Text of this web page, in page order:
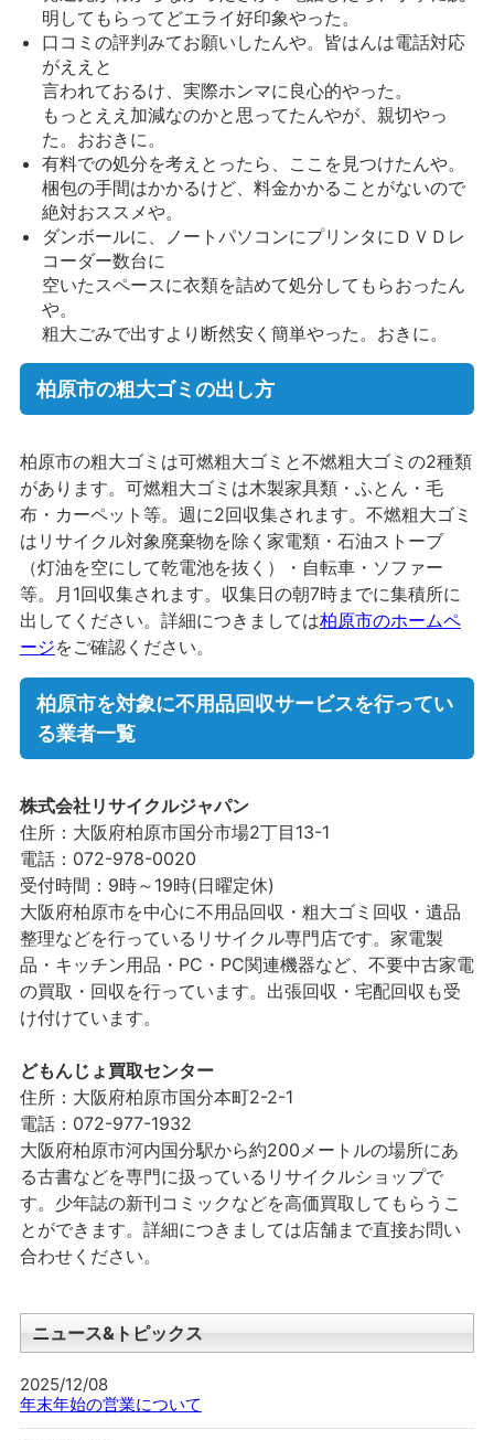
明してもらってどエライ好印象やった。
口コミの評判みてお願いしたんや。皆はんは電話対応
がええと
言われておるけ、実際ホンマに良心的やった。
もっとええ加減なのかと思ってたんやが、親切やっ
た。おおきに。
有料での処分を考えとったら、ここを見つけたんや。
梱包の手間はかかるけど、料金かかることがないので
絶対おススメや。
ダンボールに、ノートパソコンにプリンタにＤＶＤレ
コーダー数台に
空いたスペースに衣類を詰めて処分してもらおったん
や。
粗大ごみで出すより断然安く簡単やった。おきに。
柏原市の粗大ゴミの出し方
柏原市の粗大ゴミは可燃粗大ゴミと不燃粗大ゴミの2種類
があります。可燃粗大ゴミは木製家具類・ふとん・毛
布・カーペット等。週に2回収集されます。不燃粗大ゴミ
はリサイクル対象廃棄物を除く家電類・石油ストーブ
（灯油を空にして乾電池を抜く）・自転車・ソファー
等。月1回収集されます。収集日の朝7時までに集積所に
出してください。詳細につきましては柏原市のホームペ
ージをご確認ください。
柏原市を対象に不用品回収サービスを行ってい
る業者一覧
株式会社リサイクルジャパン
住所：大阪府柏原市国分市場2丁目13-1
電話：072-978-0020
受付時間：9時～19時(日曜定休)
大阪府柏原市を中心に不用品回収・粗大ゴミ回収・遺品
整理などを行っているリサイクル専門店です。家電製
品・キッチン用品・PC・PC関連機器など、不要中古家電
の買取・回収を行っています。出張回収・宅配回収も受
け付けています。
どもんじょ買取センター
住所：大阪府柏原市国分本町2-2-1
電話：072-977-1932
大阪府柏原市河内国分駅から約200メートルの場所にあ
る古書などを専門に扱っているリサイクルショップで
す。少年誌の新刊コミックなどを高価買取してもらうこ
とができます。詳細につきましては店舗まで直接お問い
合わせください。
ニュース&トピックス
2025/12/08
年末年始の営業について